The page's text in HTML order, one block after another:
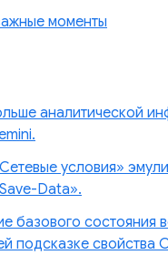
моменты
аналитической
условия»
Data».
базового состояния
подсказке свойства